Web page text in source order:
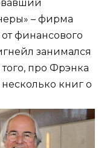
– фирма
финансового
занимался
про Фрэнка
книг о